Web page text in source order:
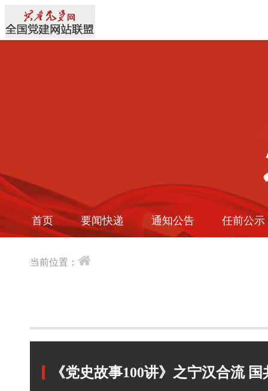
首页 要闻快递 通知公告 任前公示
当前位置：
《党史故事100讲》之宁汉合流 国